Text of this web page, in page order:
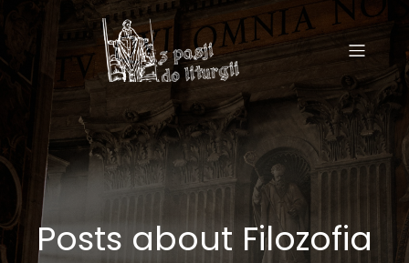
Posts about Filozofia